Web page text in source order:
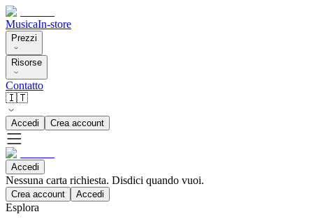
MusicaIn-store
Prezzi
Risorse
Contatto
🇮🇹
Accedi Crea account
Accedi
Nessuna carta richiesta. Disdici quando vuoi.
Crea account Accedi
Esplora